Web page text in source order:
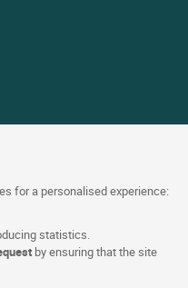
for a personalised experience:
statistics.
by ensuring that the site
Instagram